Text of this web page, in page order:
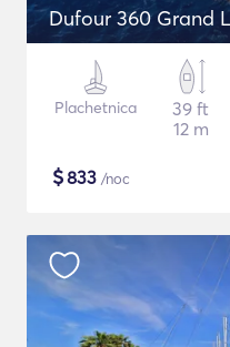
Dufour 360 Grand
Plachetnica
39 ft
12 m
$833 /noc